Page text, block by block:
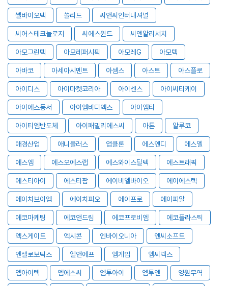
쎌바이오텍 쏠리드 씨앤씨인터내셔널
씨어스테크놀로지 씨에스윈드 씨엔알리서치
아모그린텍 아모레퍼시픽 아모레G 아모텍
아바코 아세아시멘트 아셈스 아스트 아스플로
아이디스 아이마켓코리아 아이센스 아이씨티케이
아이에스동서 아이엠비디엑스 아이엠티
아이티엠반도체 아이패밀리에스씨 아톤 알루코
애경산업 애니플러스 앱클론 에스앤디 에스엘
에스엠 에스오에스랩 에스와이스틸텍 에스트래픽
에스티아이 에스티팜 에이비엘바이오 에이에스텍
에이치브이엠 에이치피오 에이프로 에이피알
에코마케팅 에코앤드림 에코프로비엠 에코플라스틱
엑스게이트 엑시콘 엔바이오니아 엔씨소프트
엔젤로보틱스 엘앤에프 엠게임 엠씨넥스
엠아이텍 엠에스씨 엠투아이 엠투엔 영원무역